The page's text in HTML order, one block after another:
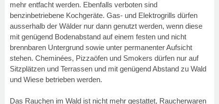
mehr entfacht werden. Ebenfalls verboten sind
benzinbetriebene Kochgeräte. Gas- und Elektrogrills dürfen
ausserhalb der Wälder nur dann genutzt werden, wenn diese
mit genügend Bodenabstand auf einem festen und nicht
brennbaren Untergrund sowie unter permanenter Aufsicht
stehen. Cheminées, Pizzaöfen und Smokers dürfen nur auf
Sitzplätzen und Terrassen und mit genügend Abstand zu Wald
und Wiese betrieben werden.
Das Rauchen im Wald ist nicht mehr gestattet, Raucherwaren